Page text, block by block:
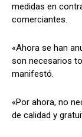
medidas en
comerciantes.
«Ahora se han
son necesarios
manifestó.
«Por ahora, no
de calidad y